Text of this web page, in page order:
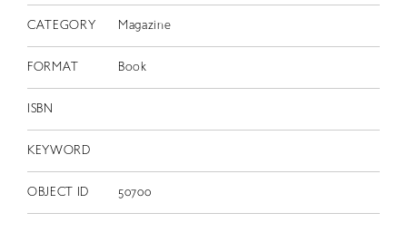
CATEGORY Magazine
FORMAT Book
ISBN
KEYWORD
OBJECT ID 50700